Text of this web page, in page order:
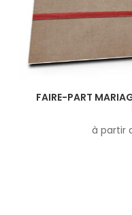
FAIRE-PART
à partir